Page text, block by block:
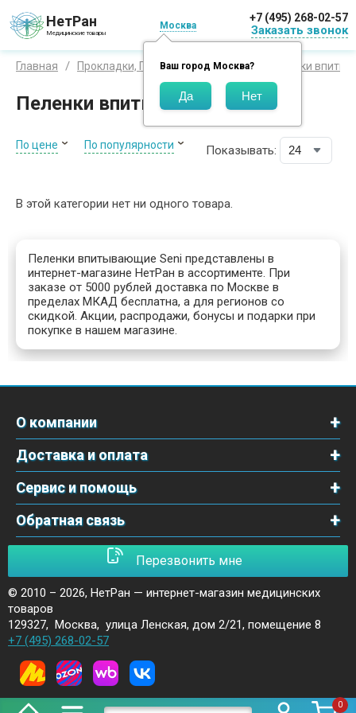
НетРан
Медицинские товары
Москва
Ваш город Москва?
+7 (495) 268-02-57
Заказать звонок
0
Главная Прокладки, Пеленки, Подгузники Пеленки
Пеленки впитывающие Seni
По цене По популярности Показывать:
В этой категории нет ни одного товара.
Пеленки впитывающие Seni представлены в
интернет-магазине НетРан в ассортименте. При
заказе от 5000 рублей доставка по Москве в
пределах МКАД бесплатна, а для регионов со
скидкой. Акции, распродажи, бонусы и подарки при
покупке в нашем магазине.
О компании
Доставка и оплата
Сервис и помощь
Обратная связь
Перезвонить мне
© 2010 – 2026, НетРан — интернет-магазин медицинских
товаров
129327, Москва, улица Ленская, дом 2/21, помещение 8
+7 (495) 268-02-57